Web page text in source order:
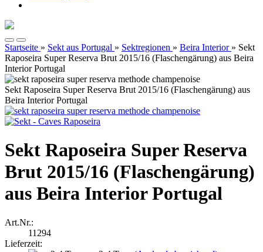
Startseite » Sekt aus Portugal » Sektregionen » Beira Interior » Sekt
Raposeira Super Reserva Brut 2015/16 (Flaschengärung) aus Beira
Interior Portugal
Sekt Raposeira Super Reserva Brut 2015/16 (Flaschengärung) aus
Beira Interior Portugal
Sekt Raposeira Super Reserva
Brut 2015/16 (Flaschengärung)
aus Beira Interior Portugal
Art.Nr.:
11294
Lieferzeit: